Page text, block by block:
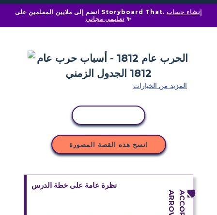
انضم إلى ملايين المعلمين على Storyboard That. إنشاء حساب
تعليمي مجاني✨
المزيد من الخيارات
انسخ هذه القصة المصورة
نظرة عامة على خطة الدرس